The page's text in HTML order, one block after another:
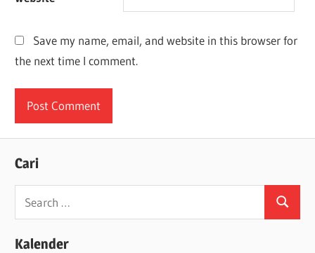
Save my name, email, and website in this browser for
the next time I comment.
Cari
Search
Kalender